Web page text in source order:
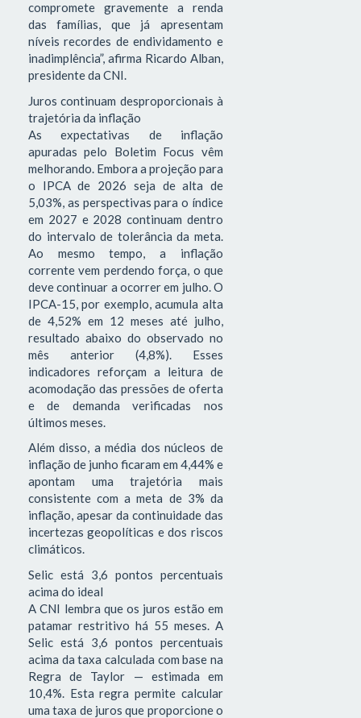
compromete gravemente a renda
das famílias, que já apresentam
níveis recordes de endividamento e
inadimplência”, afirma Ricardo Alban,
presidente da CNI.
Juros continuam desproporcionais à
trajetória da inflação
As expectativas de inflação
apuradas pelo Boletim Focus vêm
melhorando. Embora a projeção para
o IPCA de 2026 seja de alta de
5,03%, as perspectivas para o índice
em 2027 e 2028 continuam dentro
do intervalo de tolerância da meta.
Ao mesmo tempo, a inflação
corrente vem perdendo força, o que
deve continuar a ocorrer em julho. O
IPCA-15, por exemplo, acumula alta
de 4,52% em 12 meses até julho,
resultado abaixo do observado no
mês anterior (4,8%). Esses
indicadores reforçam a leitura de
acomodação das pressões de oferta
e de demanda verificadas nos
últimos meses.
Além disso, a média dos núcleos de
inflação de junho ficaram em 4,44% e
apontam uma trajetória mais
consistente com a meta de 3% da
inflação, apesar da continuidade das
incertezas geopolíticas e dos riscos
climáticos.
Selic está 3,6 pontos percentuais
acima do ideal
A CNI lembra que os juros estão em
patamar restritivo há 55 meses. A
Selic está 3,6 pontos percentuais
acima da taxa calculada com base na
Regra de Taylor — estimada em
10,4%. Esta regra permite calcular
uma taxa de juros que proporcione o